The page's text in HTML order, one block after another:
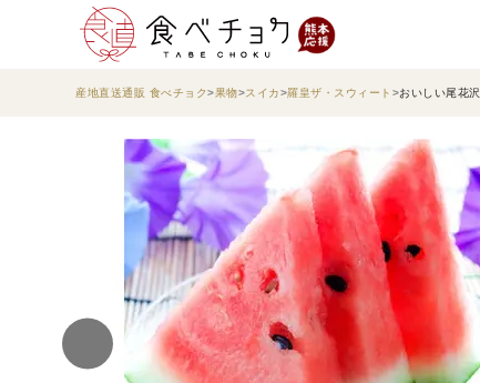
産地直送通販 食べチョク 果物 スイカ 羅皇ザ・スウィート おいしい尾花